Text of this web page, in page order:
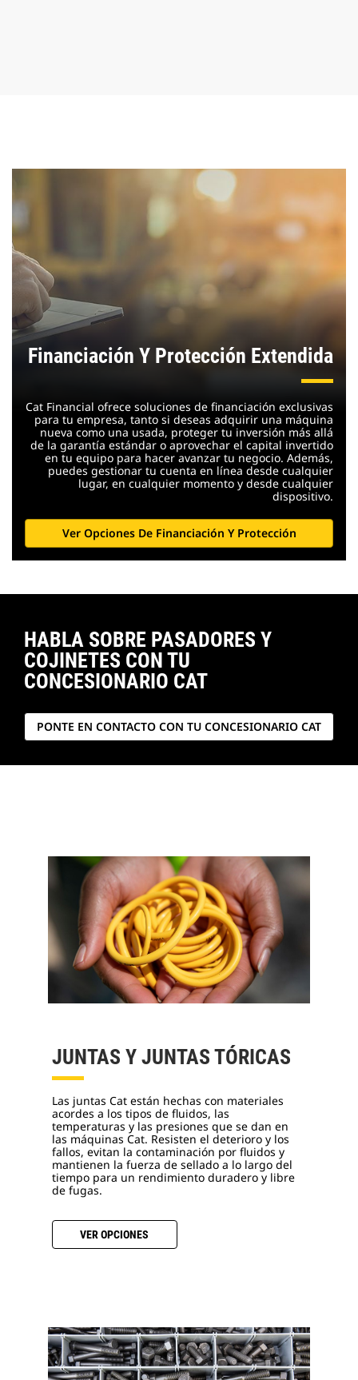
Financiación Y Protección Extendida
Cat Financial ofrece soluciones de financiación exclusivas
para tu empresa, tanto si deseas adquirir una máquina
nueva como una usada, proteger tu inversión más allá
de la garantía estándar o aprovechar el capital invertido
en tu equipo para hacer avanzar tu negocio. Además,
puedes gestionar tu cuenta en línea desde cualquier
lugar, en cualquier momento y desde cualquier
dispositivo.
Ver Opciones De Financiación Y Protección
HABLA SOBRE PASADORES Y
COJINETES CON TU
CONCESIONARIO CAT
PONTE EN CONTACTO CON TU CONCESIONARIO CAT
JUNTAS Y JUNTAS TÓRICAS
Las juntas Cat están hechas con materiales
acordes a los tipos de fluidos, las
temperaturas y las presiones que se dan en
las máquinas Cat. Resisten el deterioro y los
fallos, evitan la contaminación por fluidos y
mantienen la fuerza de sellado a lo largo del
tiempo para un rendimiento duradero y libre
de fugas.
VER OPCIONES